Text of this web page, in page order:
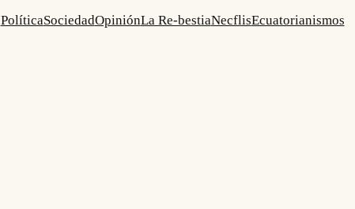
PolíticaSociedadOpiniónLa Re-bestiaNecflisEcuatorianismos